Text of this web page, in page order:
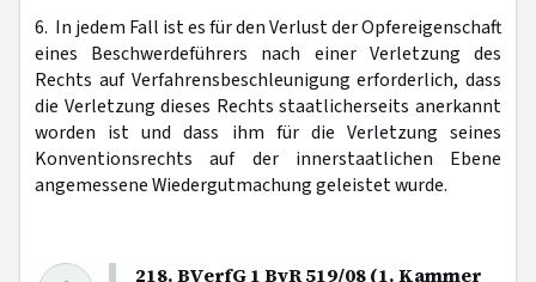
6. In jedem Fall ist es für den Verlust der Opfereigenschaft
eines Beschwerdeführers nach einer Verletzung des
Rechts auf Verfahrensbeschleunigung erforderlich, dass
die Verletzung dieses Rechts staatlicherseits anerkannt
worden ist und dass ihm für die Verletzung seines
Konventionsrechts auf der innerstaatlichen Ebene
angemessene Wiedergutmachung geleistet wurde.
218. BVerfG 1 BvR 519/08 (1. Kammer